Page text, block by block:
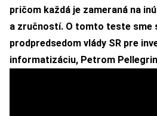
pričom každá je zameraná na
a zručností. O tomto teste sme
prodpredsedom vlády SR pre
informatizáciu, Petrom